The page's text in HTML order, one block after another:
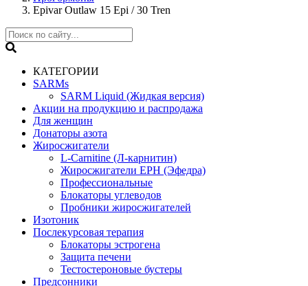
Epivar Outlaw 15 Epi / 30 Tren
КАТЕГОРИИ
SARMs
SARM Liquid (Жидкая версия)
Акции на продукцию и распродажа
Для женщин
Донаторы азота
Жиросжигатели
L-Carnitine (Л-карнитин)
Жиросжигатели EPH (Эфедра)
Профессиональные
Блокаторы углеводов
Пробники жиросжигателей
Изотоник
Послекурсовая терапия
Блокаторы эстрогена
Защита печени
Тестостероновые бустеры
Предсонники